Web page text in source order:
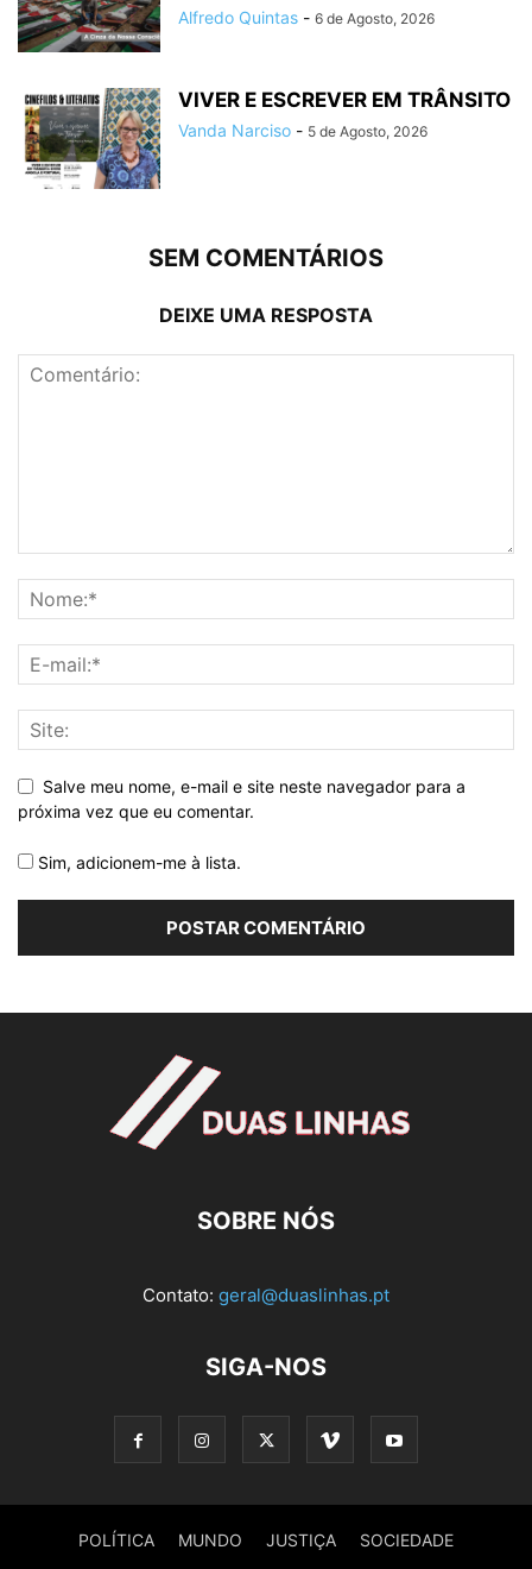
Alfredo Quintas - 6 de Agosto, 2026
VIVER E ESCREVER EM TRÂNSITO
Vanda Narciso - 5 de Agosto, 2026
SEM COMENTÁRIOS
DEIXE UMA RESPOSTA
Salve meu nome, e-mail e site neste navegador para a
próxima vez que eu comentar.
Sim, adicionem-me à lista.
SOBRE NÓS
Contato: geral@duaslinhas.pt
SIGA-NOS
POLÍTICA MUNDO JUSTIÇA SOCIEDADE